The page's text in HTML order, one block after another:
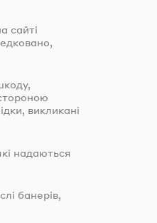
сайті
викликані
надаються
банерів,